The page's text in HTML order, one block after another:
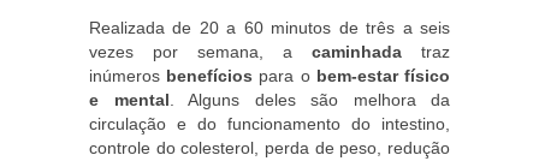
Realizada de 20 a 60 minutos de três a seis
vezes por semana, a caminhada traz
inúmeros benefícios para obem-estar físico
e mental . Alguns deles são melhora da
circulação e do funcionamento do intestino,
controle do colesterol, perda de peso, redução